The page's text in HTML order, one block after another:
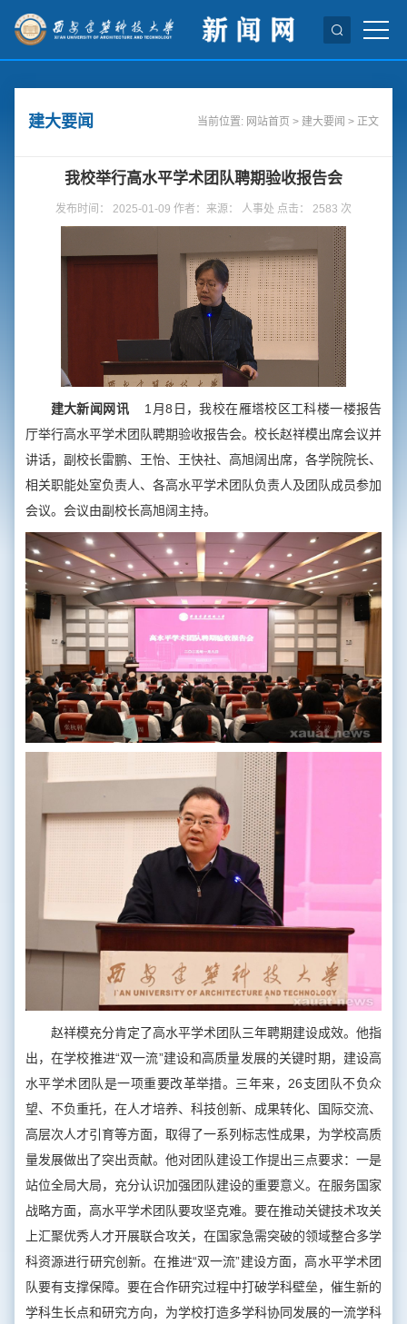
建大要闻 当前位置: 网站首页 > 建大要闻 > 正文
我校举行高水平学术团队聘期验收报告会
发布时间： 2025-01-09 作者：来源： 人事处 点击： 2583 次
建大新闻网讯1月8日，我校在雁塔校区工科楼一楼报告
厅举行高水平学术团队聘期验收报告会。校长赵祥模出席会议并
讲话，副校长雷鹏、王怡、王快社、高旭阔出席，各学院院长、
相关职能处室负责人、各高水平学术团队负责人及团队成员参加
会议。会议由副校长高旭阔主持。
赵祥模充分肯定了高水平学术团队三年聘期建设成效。他指
出，在学校推进“双一流”建设和高质量发展的关键时期，建设高
水平学术团队是一项重要改革举措。三年来，26支团队不负众
望、不负重托，在人才培养、科技创新、成果转化、国际交流、
高层次人才引育等方面，取得了一系列标志性成果，为学校高质
量发展做出了突出贡献。他对团队建设工作提出三点要求：一是
站位全局大局，充分认识加强团队建设的重要意义。在服务国家
战略方面，高水平学术团队要攻坚克难。要在推动关键技术攻关
上汇聚优秀人才开展联合攻关，在国家急需突破的领域整合多学
科资源进行研究创新。在推进“双一流”建设方面，高水平学术团
队要有支撑保障。要在合作研究过程中打破学科壁垒，催生新的
学科生长点和研究方向，为学校打造多学科协同发展的一流学科